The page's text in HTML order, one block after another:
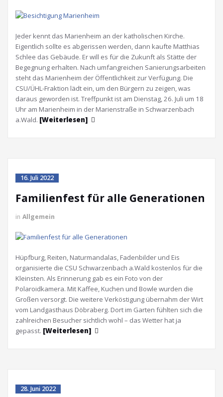
Jeder kennt das Marienheim an der katholischen Kirche.
Eigentlich sollte es abgerissen werden, dann kaufte Matthias
Schlee das Gebäude. Er will es für die Zukunft als Stätte der
Begegnung erhalten. Nach umfangreichen Sanierungsarbeiten
steht das Marienheim der Öffentlichkeit zur Verfügung. Die
CSU/ÜHL-Fraktion lädt ein, um den Bürgern zu zeigen, was
daraus geworden ist. Treffpunkt ist am Dienstag, 26. Juli um 18
Uhr am Marienheim in der Marienstraße in Schwarzenbach
a.Wald. [Weiterlesen]
16. Juli 2022
Familienfest für alle Generationen
in Allgemein
Hüpfburg, Reiten, Naturmandalas, Fadenbilder und Eis
organisierte die CSU Schwarzenbach a.Wald kostenlos für die
Kleinsten. Als Erinnerung gab es ein Foto von der
Polaroidkamera. Mit Kaffee, Kuchen und Bowle wurden die
Großen versorgt. Die weitere Verköstigung übernahm der Wirt
vom Landgasthaus Döbraberg. Dort im Garten fühlten sich die
zahlreichen Besucher sichtlich wohl – das Wetter hat ja
gepasst. [Weiterlesen]
28. Juni 2022